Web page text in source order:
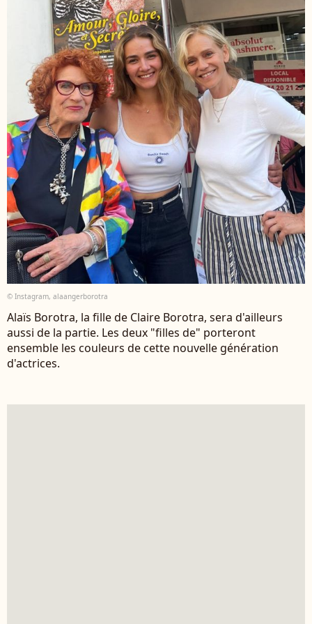
© Instagram, alaangerborotra
Alaïs Borotra, la fille de Claire Borotra, sera d'ailleurs
aussi de la partie. Les deux "filles de" porteront
ensemble les couleurs de cette nouvelle génération
d'actrices.